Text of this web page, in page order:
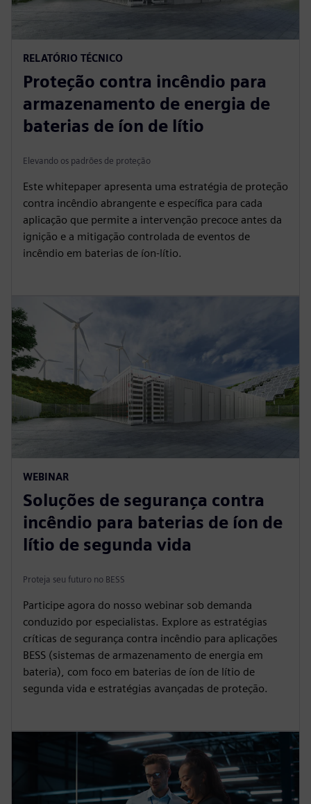
RELATÓRIO TÉCNICO
Proteção contra incêndio para
armazenamento de energia de
baterias de íon de lítio
Elevando os padrões de proteção
Este whitepaper apresenta uma estratégia de proteção
contra incêndio abrangente e específica para cada
aplicação que permite a intervenção precoce antes da
ignição e a mitigação controlada de eventos de
incêndio em baterias de íon-lítio.
WEBINAR
Soluções de segurança contra
incêndio para baterias de íon de
lítio de segunda vida
Proteja seu futuro no BESS
Participe agora do nosso webinar sob demanda
conduzido por especialistas. Explore as estratégias
críticas de segurança contra incêndio para aplicações
BESS (sistemas de armazenamento de energia em
bateria), com foco em baterias de íon de lítio de
segunda vida e estratégias avançadas de proteção.